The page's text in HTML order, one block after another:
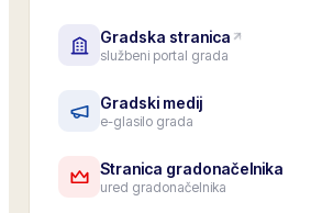
OŠ
Gradska osnovna škola
USTANOVA · ŠKOLA
Roditeljski sastanak za roditelje
odgovora
Zamjenica gradonačelnika
Gradska stranica
službeni portal grada
Gradski medij
e-glasilo grada
Stranica gradonačelnika
ured gradonačelnika